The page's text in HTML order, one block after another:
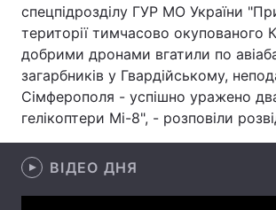
Здоров'я
Цікавинки Погода
Екологія Регіони
Лонгріди
Відео з Youtube Статті
спецпідрозділу ГУР МО України
території тимчасово окупованого
добрими дронами вгатили по
загарбників у Гвардійському,
Сімферополя - успішно уражено
гелікоптери Мі-8", - розповіли
ВІДЕО ДНЯ